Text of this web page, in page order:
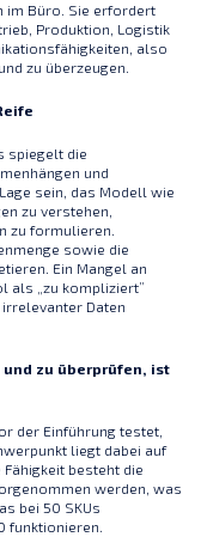
im Büro. Sie erfordert
Produktion, Logistik
also
zu überzeugen.
spiegelt die
und
sein, das Modell wie
zu verstehen,
zu formulieren.
sowie die
Ein Mangel an
als „zu kompliziert”
Daten
zu überprüfen, ist
der Einführung testet,
liegt dabei auf
besteht die
werden, was
bei 50 SKUs
funktionieren.